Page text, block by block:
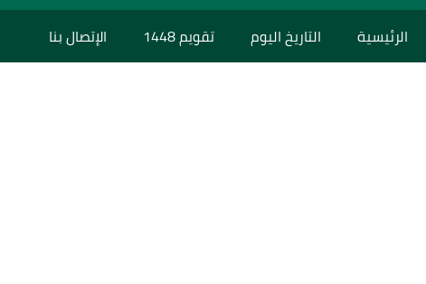
الرئيسية التاريخ اليوم تقويم 1448 الإتصال بنا